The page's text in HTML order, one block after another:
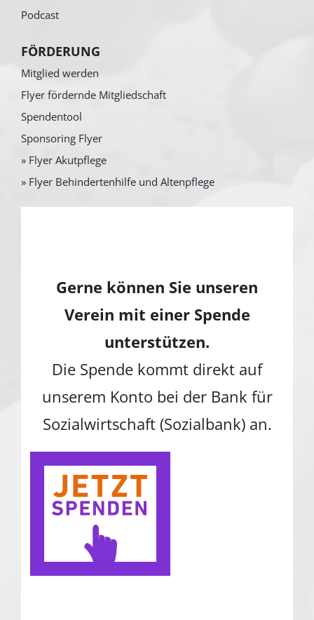
Podcast
FÖRDERUNG
Mitglied werden
Flyer fördernde Mitgliedschaft
Spendentool
Sponsoring Flyer
» Flyer Akutpflege
» Flyer Behindertenhilfe und Altenpflege
Gerne können Sie unseren
Verein mit einer Spende
unterstützen.
Die Spende kommt direkt auf
unserem Konto bei der Bank für
Sozialwirtschaft (Sozialbank) an.